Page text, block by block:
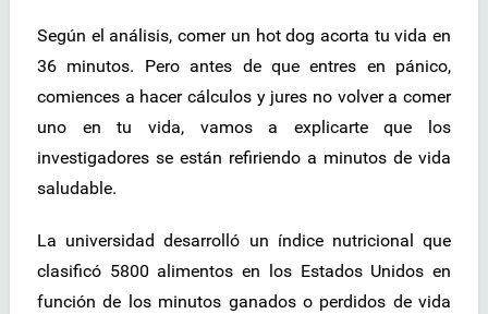
Según el análisis, comer un hot dog acorta tu vida en
36 minutos. Pero antes de que entres en pánico,
comiences a hacer cálculos y jures no volver a comer
uno en tu vida, vamos a explicarte que los
investigadores se están refiriendo a minutos de vida
saludable.
La universidad desarrolló un índice nutricional que
clasificó 5800 alimentos en los Estados Unidos en
función de los minutos ganados o perdidos de vida